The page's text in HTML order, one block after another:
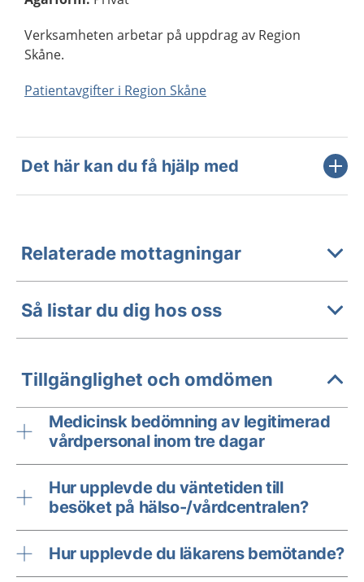
Verksamheten arbetar på uppdrag av Region
Skåne.
Patientavgifter i Region Skåne
Det här kan du få hjälp med
Relaterade mottagningar
Så listar du dig hos oss
Tillgänglighet och omdömen
Medicinsk bedömning av legitimerad
vårdpersonal inom tre dagar
Hur upplevde du väntetiden till
besöket på hälso-/vårdcentralen?
Hur upplevde du läkarens bemötande?